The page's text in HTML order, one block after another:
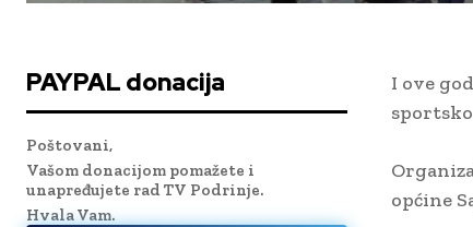
PAYPAL donacija
Poštovani,
Vašom donacijom pomažete i
unapređujete rad TV Podrinje.
Hvala Vam.
I ove
općine